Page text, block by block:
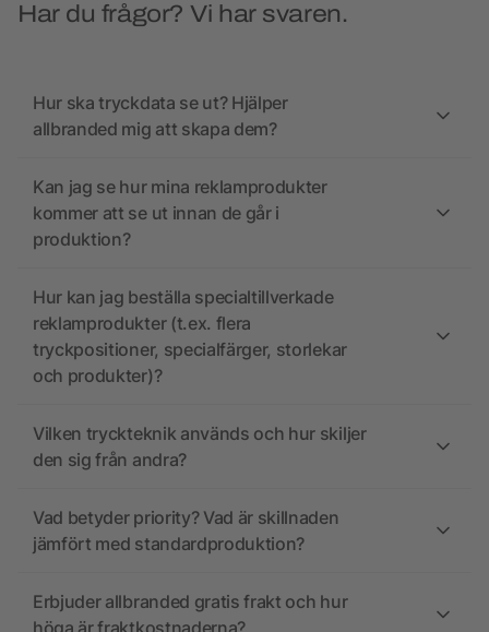
Har du frågor? Vi har svaren.
Hur ska tryckdata se ut? Hjälper
allbranded mig att skapa dem?
Kan jag se hur mina reklamprodukter
kommer att se ut innan de går i
produktion?
Hur kan jag beställa specialtillverkade
reklamprodukter (t.ex. flera
tryckpositioner, specialfärger, storlekar
och produkter)?
Vilken tryckteknik används och hur skiljer
den sig från andra?
Vad betyder priority? Vad är skillnaden
jämfört med standardproduktion?
Erbjuder allbranded gratis frakt och hur